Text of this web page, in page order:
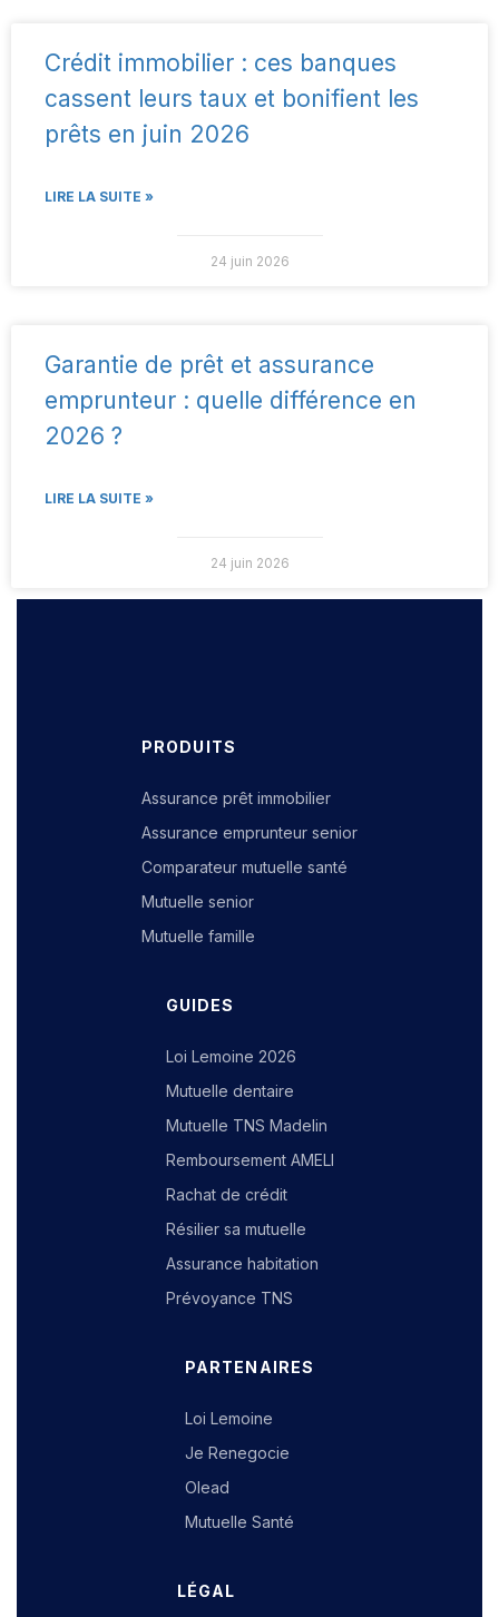
Crédit immobilier : ces banques
cassent leurs taux et bonifient les
prêts en juin 2026
LIRE LA SUITE »
24 juin 2026
Garantie de prêt et assurance
emprunteur : quelle différence en
2026 ?
LIRE LA SUITE »
24 juin 2026
PRODUITS
Assurance prêt immobilier
Assurance emprunteur senior
Comparateur mutuelle santé
Mutuelle senior
Mutuelle famille
GUIDES
Loi Lemoine 2026
Mutuelle dentaire
Mutuelle TNS Madelin
Remboursement AMELI
Rachat de crédit
Résilier sa mutuelle
Assurance habitation
Prévoyance TNS
PARTENAIRES
Loi Lemoine
Je Renegocie
Olead
Mutuelle Santé
LÉGAL